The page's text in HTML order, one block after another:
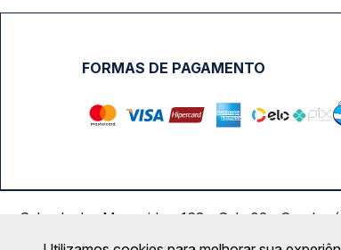
FORMAS DE PAGAMENTO
Calçada das Margaridas, 163 - Sala 02 -